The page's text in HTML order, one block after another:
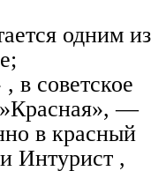
одним из
в советское
»Красная», —
в красный
Интурист ,